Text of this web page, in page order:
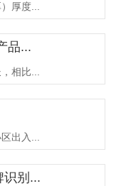
厚度...
品...
相比...
出入...
识别...